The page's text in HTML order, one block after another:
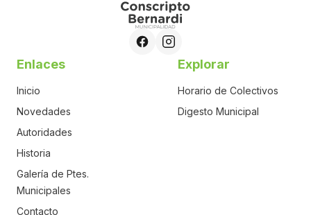
Enlaces
Inicio
Novedades
Autoridades
Historia
Galería de Ptes.
Municipales
Contacto
Explorar
Horario de Colectivos
Digesto Municipal